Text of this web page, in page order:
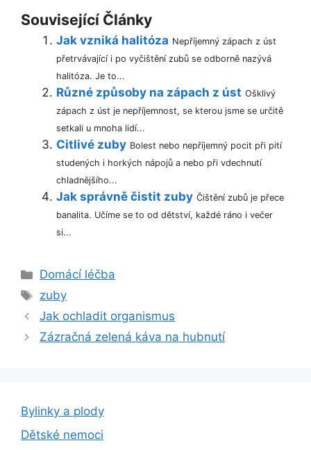
Související Články
Jak vzniká halitóza Nepříjemný zápach z úst
přetrvávající i po vyčištění zubů se odborně nazývá
halitóza. Je to...
Různé způsoby na zápach z úst Ošklivý
zápach z úst je nepříjemnost, se kterou jsme se určitě
setkali u mnoha lidí...
Citlivé zuby Bolest nebo nepříjemný pocit při pití
studených i horkých nápojů a nebo při vdechnutí
chladnějšího...
Jak správně čistit zuby Čištění zubů je přece
banalita. Učíme se to od dětství, každé ráno i večer
si...
Rubriky
Domácí léčba
Štítky
zuby
Jak ochladit organismus
Zázračná zelená káva na hubnutí
Bylinky a plody
Dětské nemoci